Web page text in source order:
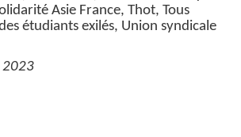
Asie France, Thot, Tous
étudiants exilés, Union syndicale
2023